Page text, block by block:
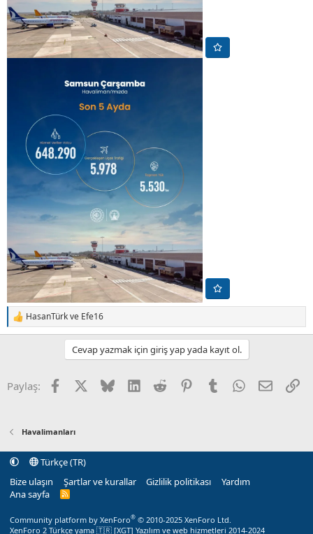
T
e
e
HasanTürkve Efe16
Cevap yazmak için giriş yap yada kayıt ol.
Paylaş: FacebookX (Twitter)
BlueskyLinkedInReddit PinterestTumblr WhatsApp
E-posta
Havalimanları
Türkçe (TR)
Bize ulaşın
Şartlar ve kurallar Gizlilik politikası
Yardım
Ana sayfa
R
Community platform by XenForo® © 2010-2025 XenForo Ltd.
XenForo 2 Türkçe yama 🇹🇷 [XGT] Yazılım ve web hizmetleri 2014-2024